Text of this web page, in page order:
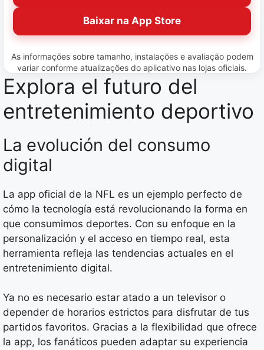
Baixar na App Store
As informações sobre tamanho, instalações e avaliação podem
variar conforme atualizações do aplicativo nas lojas oficiais.
Explora el futuro del
entretenimiento deportivo
La evolución del consumo
digital
La app oficial de la NFL es un ejemplo perfecto de
cómo la tecnología está revolucionando la forma en
que consumimos deportes. Con su enfoque en la
personalización y el acceso en tiempo real, esta
herramienta refleja las tendencias actuales en el
entretenimiento digital.
Ya no es necesario estar atado a un televisor o
depender de horarios estrictos para disfrutar de tus
partidos favoritos. Gracias a la flexibilidad que ofrece
la app, los fanáticos pueden adaptar su experiencia